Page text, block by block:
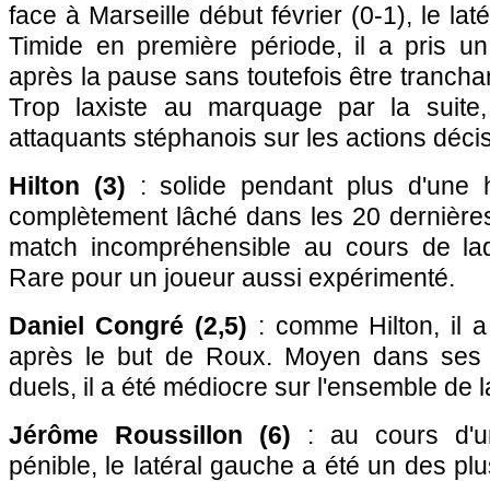
face à Marseille début février (0-1), le
Timide en première période, il a pris
après la pause sans toutefois être
Trop laxiste au marquage par la
attaquants stéphanois sur les actions
Hilton (3) : solide pendant plus d'une
complètement lâché dans les 20
match incompréhensible au cours de
Rare pour un joueur aussi expérimenté.
Daniel Congré (2,5) : comme Hilton, il
après le but de Roux. Moyen dans
duels, il a été médiocre sur l'ensemble de
Jérôme Roussillon (6) : au cours
pénible, le latéral gauche a été un des